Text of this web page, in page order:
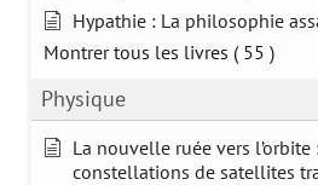
Hypathie : La philosophie
Montrer tous les livres ( 55 )
Physique
La nouvelle ruée vers l’orbite
constellations de satellites